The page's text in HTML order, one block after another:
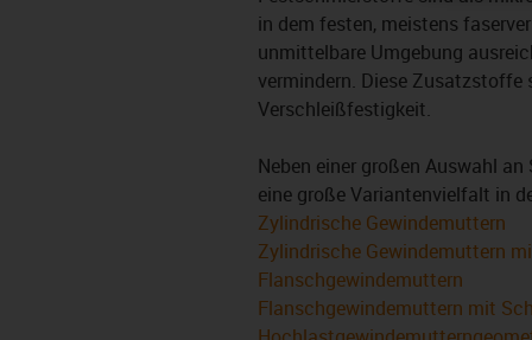
in dem festen, meistens
unmittelbare Umgebung
vermindern. Diese
Verschleißfestigkeit.
Neben einer großen Auswahl
eine große Variantenvielfalt in
Zylindrische Gewindemuttern
Zylindrische Gewindemuttern
Flanschgewindemuttern
Flanschgewindemuttern mit